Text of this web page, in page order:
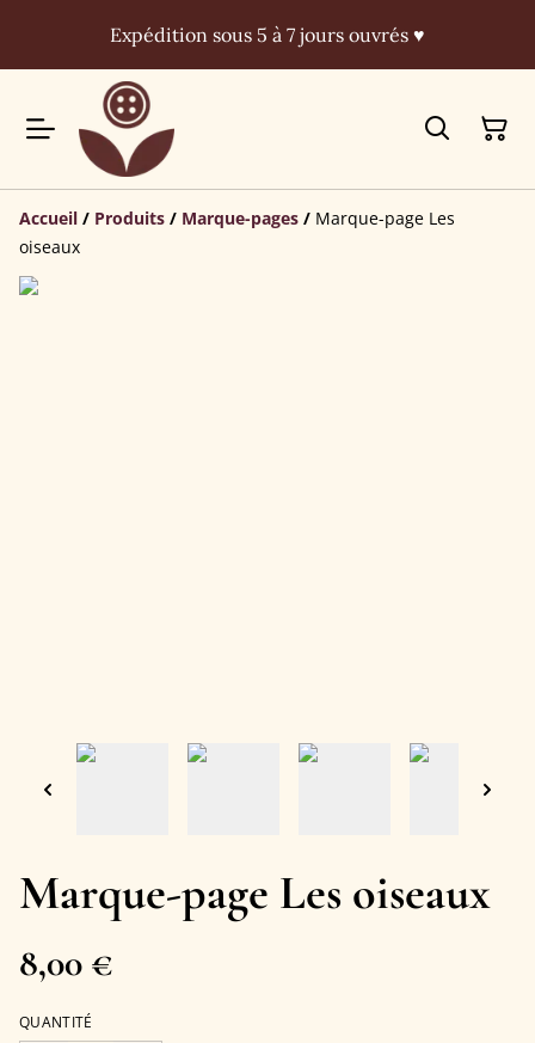
Expédition sous 5 à 7 jours ouvrés ♥
Accueil / Produits / Marque-pages / Marque-page Les
oiseaux
Marque-page Les oiseaux
8,00 €
QUANTITÉ